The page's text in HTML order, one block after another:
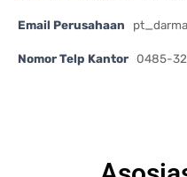
Email Perusahaan
Nomor Telp Kantor 0485-